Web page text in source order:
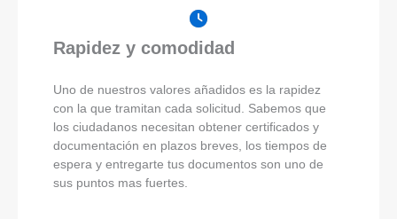
Rapidez y comodidad
Uno de nuestros valores añadidos es la rapidez
con la que tramitan cada solicitud. Sabemos que
los ciudadanos necesitan obtener certificados y
documentación en plazos breves, los tiempos de
espera y entregarte tus documentos son uno de
sus puntos mas fuertes.